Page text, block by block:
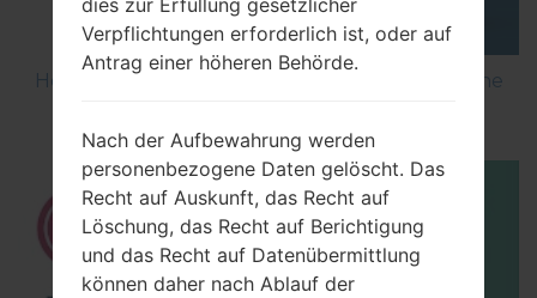
How to Flash Stock Firmware on LG Smartphone
Verpflichtungen erforderlich ist, oder auf
Antrag einer höheren Behörde.
Nach der Aufbewahrung werden
personenbezogene Daten gelöscht. Das
Recht auf Auskunft, das Recht auf
Löschung, das Recht auf Berichtigung
und das Recht auf Datenübermittlung
können daher nach Ablauf der